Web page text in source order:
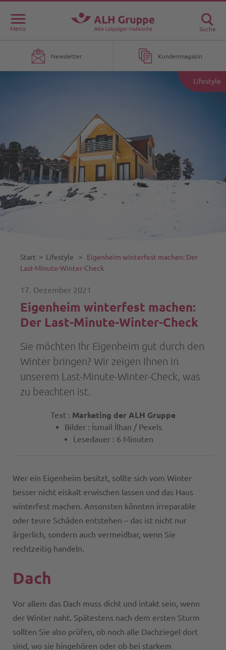
Menü Suche
Newsletter Kundenmagazin
Lifestyle
Start ˃ Lifestyle ˃ Eigenheim winterfest machen: Der
Last-Minute-Winter-Check
17. Dezember 2021
Eigenheim winterfest machen:
Der Last-Minute-Winter-Check
Sie möchten Ihr Eigenheim gut durch den
Winter bringen? Wir zeigen Ihnen in
unserem Last-Minute-Winter-Check, was
zu beachten ist.
Text : Marketing der ALH Gruppe
Bilder : İsmail İlhan / Pexels
Lesedauer : 6 Minuten
Wer ein Eigenheim besitzt, sollte sich vom Winter
besser nicht eiskalt erwischen lassen und das Haus
winterfest machen. Ansonsten könnten irreparable
oder teure Schäden entstehen – das ist nicht nur
ärgerlich, sondern auch vermeidbar, wenn Sie
rechtzeitig handeln.
Dach
Vor allem das Dach muss dicht und intakt sein, wenn
der Winter naht. Spätestens nach dem ersten Sturm
sollten Sie also prüfen, ob noch alle Dachziegel dort
sind, wo sie hingehören oder ob bei starkem